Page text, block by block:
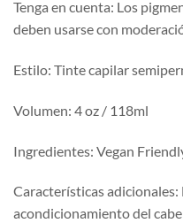
Tenga en cuenta: Los
deben usarse con
Estilo: Tinte capilar
Volumen: 4 oz / 118ml
Ingredientes: Vegan
Características adicionales:
acondicionamiento del